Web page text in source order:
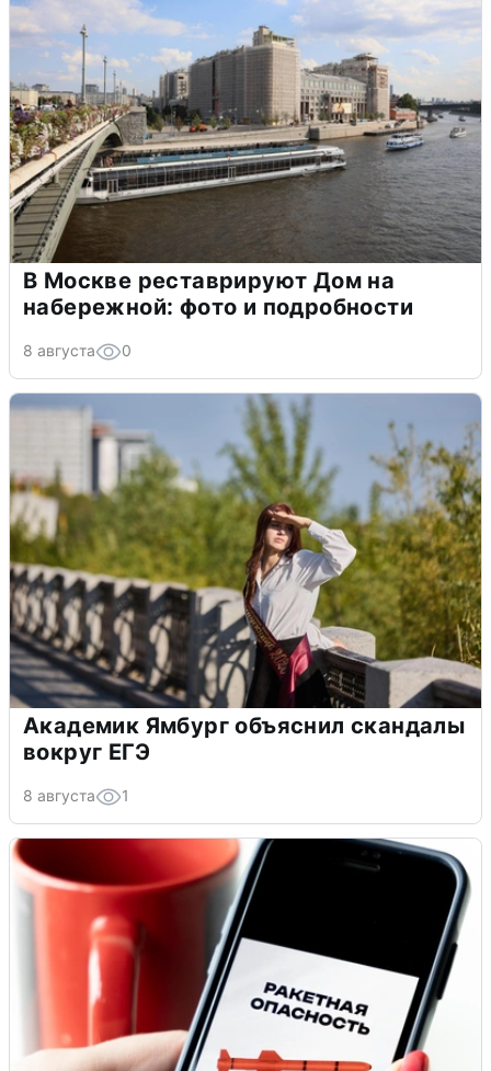
В Москве реставрируют Дом на
набережной: фото и подробности
8 августа 0
Академик Ямбург объяснил скандалы
вокруг ЕГЭ
8 августа 1